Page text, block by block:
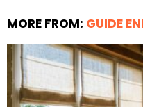
MORE FROM: GUIDE